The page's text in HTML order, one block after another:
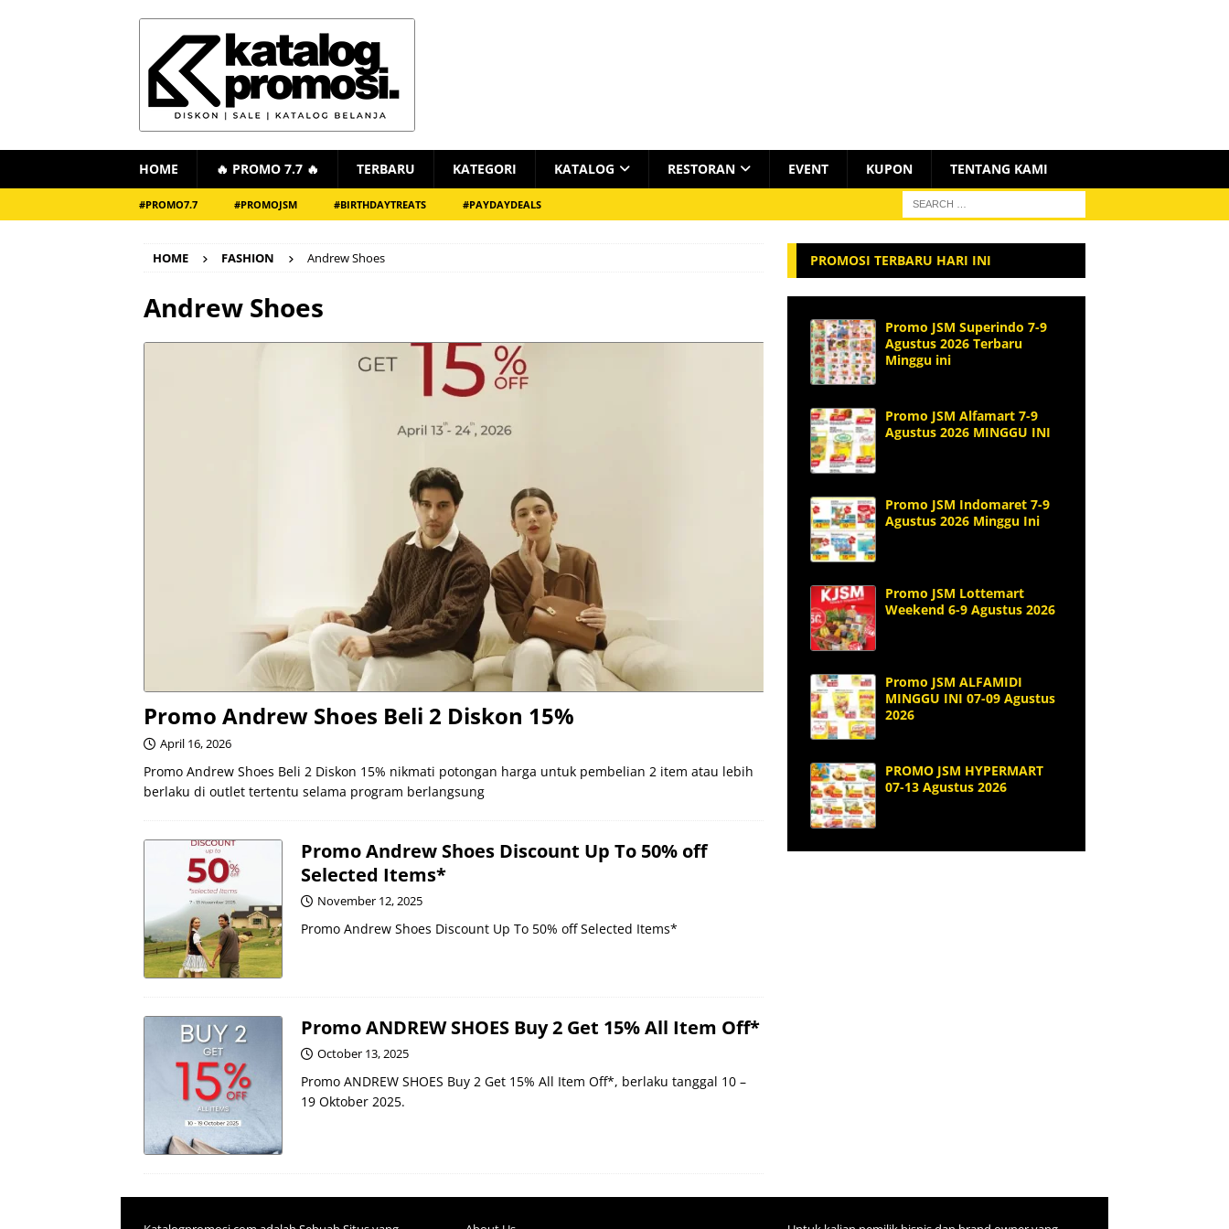
HOME 🔥 PROMO 7.7 🔥 TERBARU KATEGORI KATALOG RESTORAN EVENT KUPON TENTANG KAMI
#PROMO7.7 #PROMOJSM #BIRTHDAYTREATS #PAYDAYDEALS
HOME FASHION Andrew Shoes
Andrew Shoes
Promo Andrew Shoes Beli 2 Diskon 15%
April 16, 2026
Promo Andrew Shoes Beli 2 Diskon 15% nikmati potongan harga untuk pembelian 2 item atau lebih
berlaku di outlet tertentu selama program berlangsung
Promo Andrew Shoes Discount Up To 50% off
Selected Items*
November 12, 2025
Promo Andrew Shoes Discount Up To 50% off Selected Items*
Promo ANDREW SHOES Buy 2 Get 15% All Item Off*
October 13, 2025
Promo ANDREW SHOES Buy 2 Get 15% All Item Off*, berlaku tanggal 10 –
19 Oktober 2025.
PROMOSI TERBARU HARI INI
Promo JSM Superindo 7-9
Agustus 2026 Terbaru
Minggu ini
Promo JSM Alfamart 7-9
Agustus 2026 MINGGU INI
Promo JSM Indomaret 7-9
Agustus 2026 Minggu Ini
Promo JSM Lottemart
Weekend 6-9 Agustus 2026
Promo JSM ALFAMIDI
MINGGU INI 07-09 Agustus
2026
PROMO JSM HYPERMART
07-13 Agustus 2026